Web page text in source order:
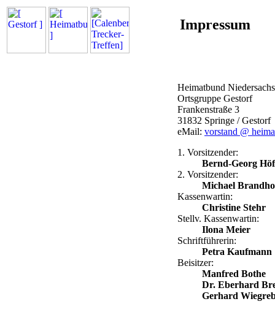
Impressum
Heimatbund
Ortsgruppe Gestorf
Frankenstraße 3
31832 Springe / Gestorf
eMail: vorstand @
1. Vorsitzender:
Bernd-Georg
2. Vorsitzender:
Michael
Kassenwartin:
Christine Stehr
Stellv. Kassenwartin:
Ilona Meier
Schriftführerin:
Petra Kaufmann
Beisitzer:
Manfred Bothe
Dr. Eberhard
Gerhard